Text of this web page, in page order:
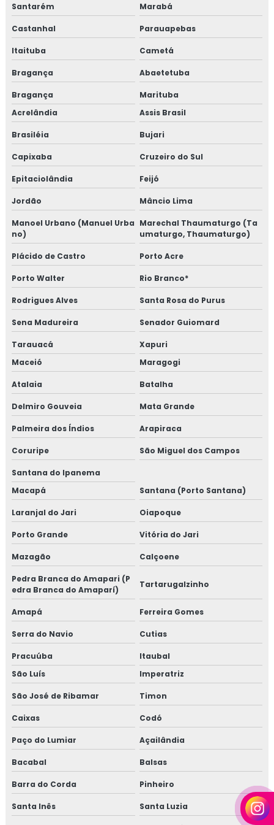
Santarém Marabá
Castanhal Parauapebas
Itaituba Cametá
Bragança Abaetetuba
Bragança
Marituba
Acrelândia
Assis Brasil
Brasiléia Bujari
Capixaba Cruzeiro do Sul
Epitaciolândia Feijó
Jordão Mâncio Lima
Manoel Urbano (Manuel Urba
no)
Marechal Thaumaturgo (Ta
umaturgo, Thaumaturgo)
Plácido de Castro Porto Acre
Porto Walter Rio Branco*
Rodrigues Alves Santa Rosa do Purus
Sena Madureira Senador Guiomard
Tarauacá
Xapuri
Maceió
Maragogi
Atalaia Batalha
Delmiro Gouveia Mata Grande
Palmeira dos Índios Arapiraca
Coruripe São Miguel dos Campos
Santana do Ipanema
Macapá
Santana (Porto Santana)
Laranjal do Jari Oiapoque
Porto Grande Vitória do Jari
Mazagão Calçoene
Pedra Branca do Amapari (P
edra Branca do Amaparí)
Tartarugalzinho
Amapá Ferreira Gomes
Serra do Navio Cutias
Pracuúba
Itaubal
São Luís
Imperatriz
São José de Ribamar Timon
Caixas Codó
Paço do Lumiar Açailândia
Bacabal Balsas
Barra do Corda Pinheiro
Santa Inês Santa Luzia